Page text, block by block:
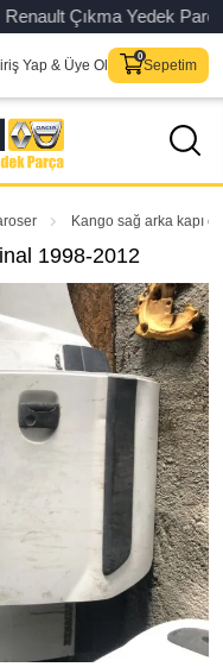
Renault Çıkma Yedek
Yap & Üye Ol Sepetim
Kango sağ arka kapı
1998-2012